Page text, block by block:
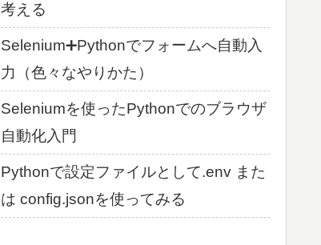
考える
Selenium➕Pythonでフォームへ自動入
力（色々なやりかた）
Seleniumを使ったPythonでのブラウザ
自動化入門
Pythonで設定ファイルとして.env また
は config.jsonを使ってみる